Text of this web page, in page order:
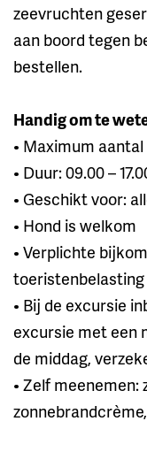
zeevruchten
aan boord tegen
bestellen.
Handig om te
• Maximum
• Duur: 09.00 –
• Geschikt voor:
• Hond is welkom
• Verplichte
• Bij de excursie
excursie met een
de middag,
• Zelf